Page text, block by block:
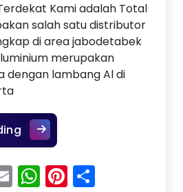
Kami adalah Total
salah satu distributor
di area jabodetabek
merupakan
dengan lambang Al di
Agen Aluminium Terdekat
EmailWhatsApp
Pinterest